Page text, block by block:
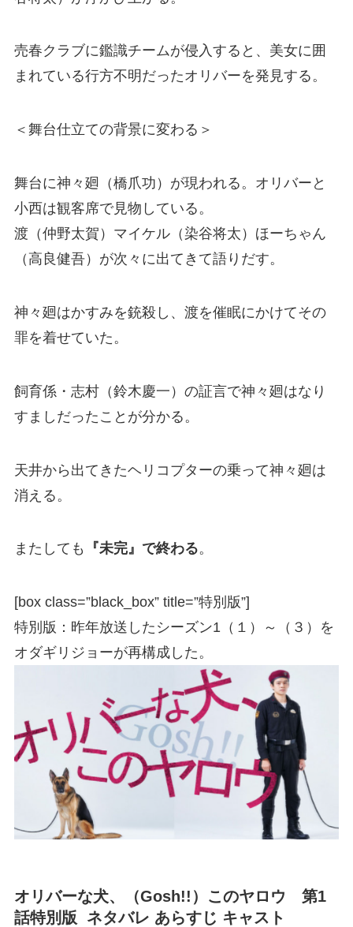
売春クラブに鑑識チームが侵入すると、美女に囲
まれている行方不明だったオリバーを発見する。
＜舞台仕立ての背景に変わる＞
舞台に神々廻（橋爪功）が現われる。オリバーと
小西は観客席で見物している。
渡（仲野太賀）マイケル（染谷将太）ほーちゃん
（高良健吾）が次々に出てきて語りだす。
神々廻はかすみを銃殺し、渡を催眠にかけてその
罪を着せていた。
飼育係・志村（鈴木慶一）の証言で神々廻はなり
すましだったことが分かる。
天井から出てきたヘリコプターの乗って神々廻は
消える。
またしても 『未完』で終わる。
[box class=”black_box” title=”特別版”]
特別版：昨年放送したシーズン1（１）～（３）を
オダギリジョーが再構成した。
オリバーな犬、（Gosh!!）このヤロウ 第1
話特別版 ネタバレ あらすじ キャスト